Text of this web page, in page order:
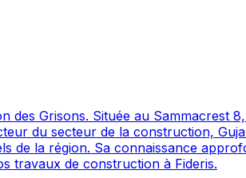
Grisons. Située au Sammacrest
du secteur de la construction,
la région. Sa connaissance
travaux de construction à Fideris.